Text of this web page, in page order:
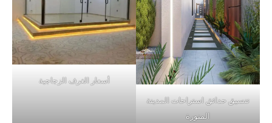
تنسيق حدائق استراحات المدينة
المنورة
أسعار الغرف الزجاجية